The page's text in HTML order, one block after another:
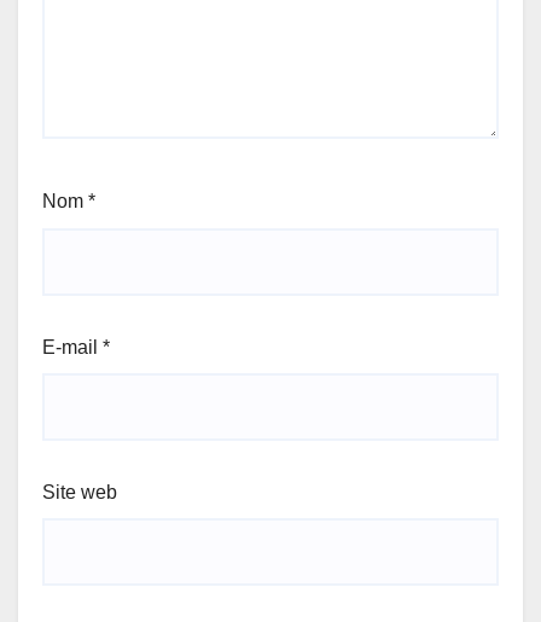
Nom *
E-mail *
Site web